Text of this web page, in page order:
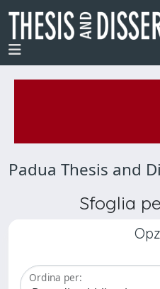
Padua Thesis and
Sfoglia
Ordina per: